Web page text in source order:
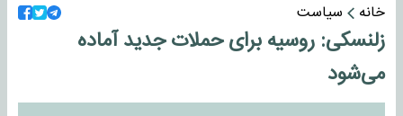
خانه
سیاست
زلنسکی: روسیه برای حملات جدید آماده
می‌شود